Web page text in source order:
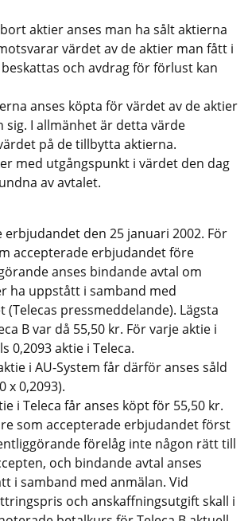
aktier anses man ha sålt aktierna
värdet av de aktier man fått i
och avdrag för förlust kan
anses köpta för värdet av de aktier
sig. I allmänhet är detta värde
på de tillbytta aktierna.
med utgångspunkt i värdet den dag
av avtalet.
erbjudandet den 25 januari 2002. För
accepterade erbjudandet före
anses bindande avtal om
ha uppstått i samband med
pressmeddelande). Lägsta
B var då 55,50 kr. För varje aktie i
0,2093 aktie i Teleca.
i AU-System får därför anses såld
x 0,2093).
i Teleca får anses köpt för 55,50 kr.
som accepterade erbjudandet först
förelåg inte någon rätt till
och bindande avtal anses
i samband med anmälan. Vid
och anskaffningsutgift skall i